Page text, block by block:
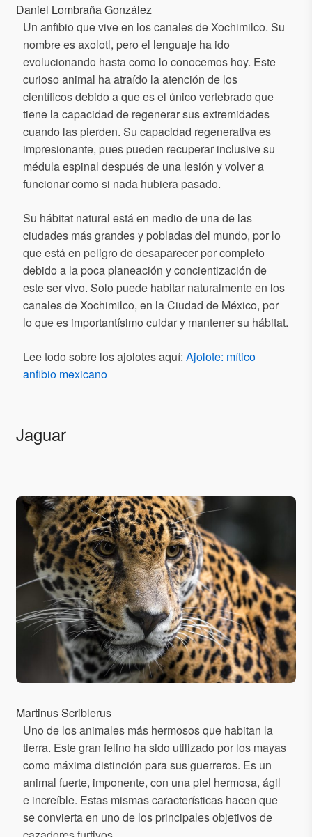
Daniel Lombraña González
Un anfibio que vive en los canales de Xochimilco. Su
nombre es axolotl, pero el lenguaje ha ido
evolucionando hasta como lo conocemos hoy. Este
curioso animal ha atraído la atención de los
científicos debido a que es el único vertebrado que
tiene la capacidad de regenerar sus extremidades
cuando las pierden. Su capacidad regenerativa es
impresionante, pues pueden recuperar inclusive su
médula espinal después de una lesión y volver a
funcionar como si nada hubiera pasado.
Su hábitat natural está en medio de una de las
ciudades más grandes y pobladas del mundo, por lo
que está en peligro de desaparecer por completo
debido a la poca planeación y concientización de
este ser vivo. Solo puede habitar naturalmente en los
canales de Xochimilco, en la Ciudad de México, por
lo que es importantísimo cuidar y mantener su hábitat.
Lee todo sobre los ajolotes aquí: Ajolote: mítico
anfibio mexicano
Jaguar
Martinus Scriblerus
Uno de los animales más hermosos que habitan la
tierra. Este gran felino ha sido utilizado por los mayas
como máxima distinción para sus guerreros. Es un
animal fuerte, imponente, con una piel hermosa, ágil
e increíble. Estas mismas características hacen que
se convierta en uno de los principales objetivos de